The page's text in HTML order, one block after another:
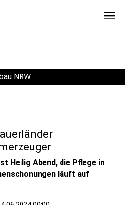
menu
NRW
Heilig Abend, die Pflege in
läuft auf